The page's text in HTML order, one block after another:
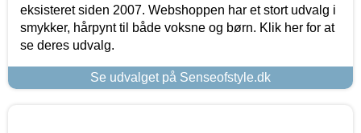
eksisteret siden 2007. Webshoppen har et stort udvalg i
smykker, hårpynt til både voksne og børn. Klik her for at
se deres udvalg.
Se udvalget på Senseofstyle.dk